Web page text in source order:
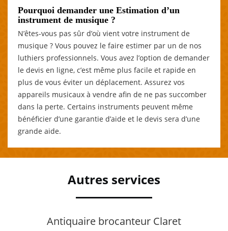
Pourquoi demander une Estimation d’un
instrument de musique ?
N’êtes-vous pas sûr d’où vient votre instrument de
musique ? Vous pouvez le faire estimer par un de nos
luthiers professionnels. Vous avez l’option de demander
le devis en ligne, c’est même plus facile et rapide en
plus de vous éviter un déplacement. Assurez vos
appareils musicaux à vendre afin de ne pas succomber
dans la perte. Certains instruments peuvent même
bénéficier d’une garantie d’aide et le devis sera d’une
grande aide.
Autres services
Antiquaire brocanteur Claret